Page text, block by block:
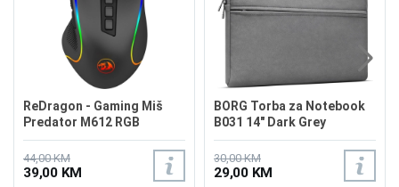
ReDragon - Gaming Miš
Predator M612 RGB
44,00 KM
39,00 KM
BORG Torba za Notebook
B031 14" Dark Grey
30,00 KM
29,00 KM